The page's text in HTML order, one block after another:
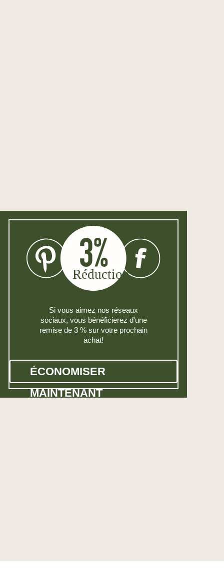
Si vous aimez nos réseaux
sociaux, vous bénéficierez d'une
remise de 3 % sur votre prochain
achat!
ÉCONOMISER
MAINTENANT